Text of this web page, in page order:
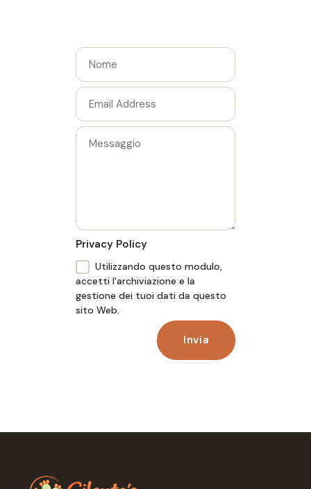
Privacy Policy
Utilizzando questo modulo,
accetti l'archiviazione e la
gestione dei tuoi dati da questo
sito Web.
Invia